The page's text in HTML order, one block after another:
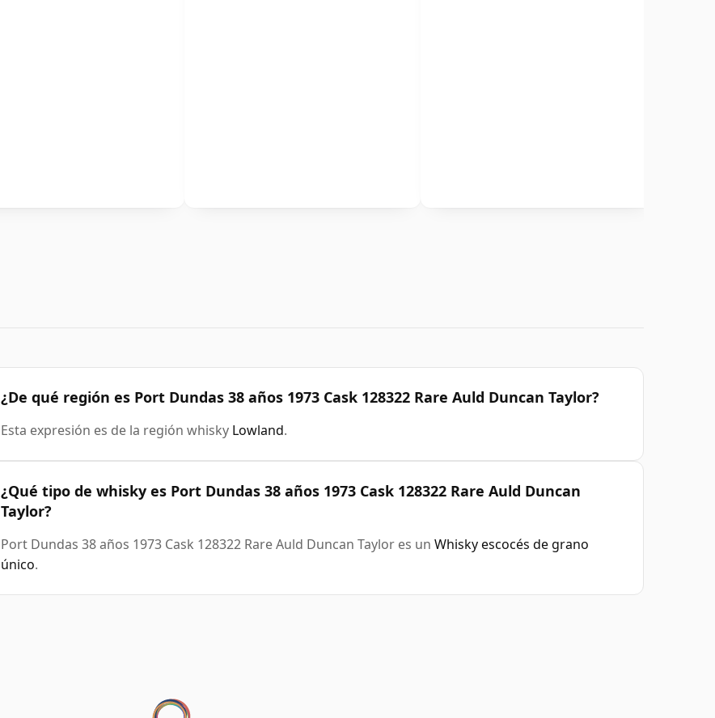
¿De qué región es Port Dundas 38 años 1973 Cask 128322 Rare Auld Duncan Taylor?
Esta expresión es de la región whisky Lowland.
¿Qué tipo de whisky es Port Dundas 38 años 1973 Cask 128322 Rare Auld Duncan
Taylor?
Port Dundas 38 años 1973 Cask 128322 Rare Auld Duncan Taylor es un Whisky escocés de grano
único.